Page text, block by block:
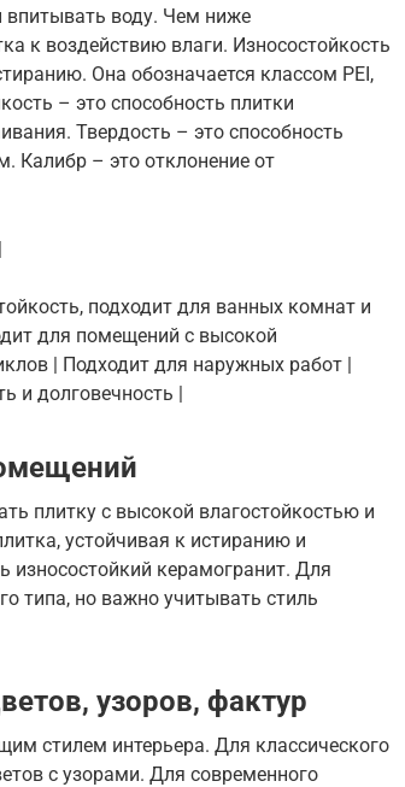
впитывать воду. Чем ниже
к воздействию влаги. Износостойкость
Она обозначается классом PEI,
– это способность плитки
Твердость – это способность
Калибр – это отклонение от
подходит для ванных комнат и
для помещений с высокой
| Подходит для наружных работ |
и долговечность |
плитку с высокой влагостойкостью и
устойчивая к истиранию и
керамогранит. Для
типа, но важно учитывать стиль
узоров, фактур
стилем интерьера. Для классического
с узорами. Для современного